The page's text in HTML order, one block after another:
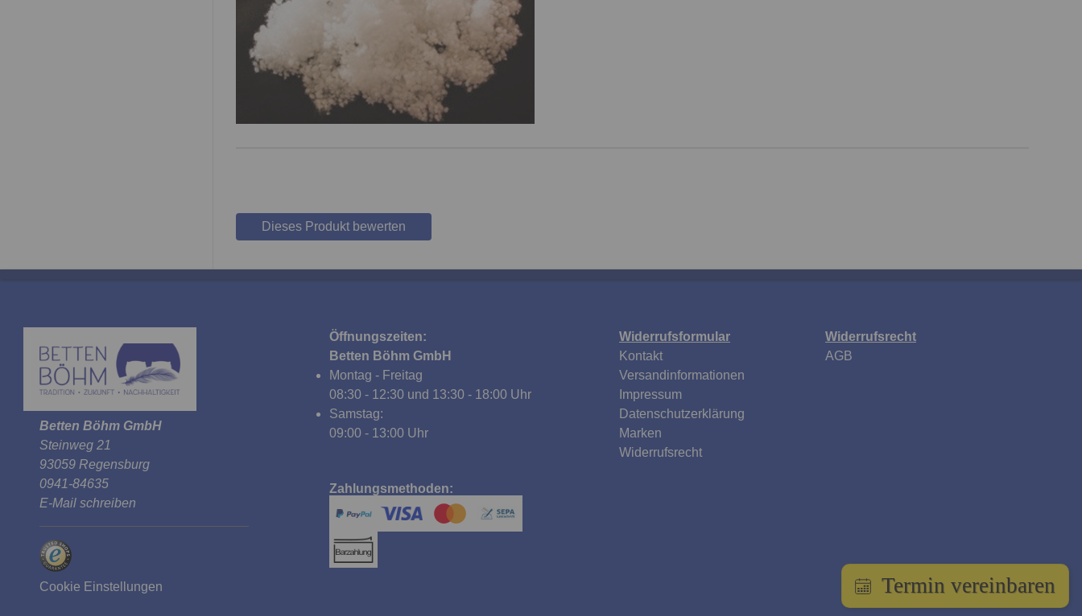
Dieses Produkt bewerten
Betten Böhm GmbH
Steinweg 21
93059 Regensburg
0941-84635
E-Mail schreiben
Cookie Einstellungen
Öffnungszeiten:
Betten Böhm GmbH
Montag - Freitag
08:30 - 12:30 und 13:30 - 18:00 Uhr
Samstag:
09:00 - 13:00 Uhr
Zahlungsmethoden:
Widerrufsformular
Kontakt
Versandinformationen
Impressum
Datenschutzerklärung
Marken
Widerrufsrecht
Widerrufsrecht
AGB
Termin vereinbaren